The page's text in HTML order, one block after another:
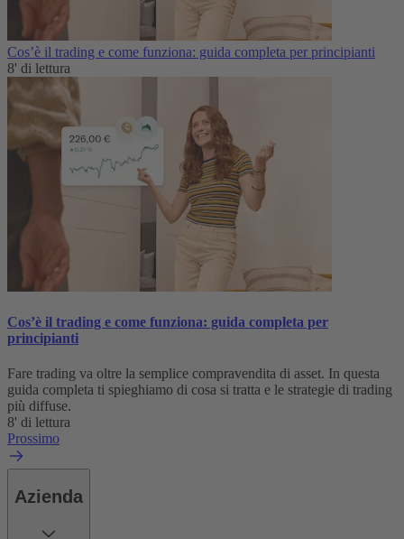
Cos’è il trading e come funziona: guida completa per principianti
8' di lettura
Cos’è il trading e come funziona: guida completa per
principianti
Fare trading va oltre la semplice compravendita di asset. In questa
guida completa ti spieghiamo di cosa si tratta e le strategie di trading
più diffuse.
8' di lettura
Prossimo
Azienda